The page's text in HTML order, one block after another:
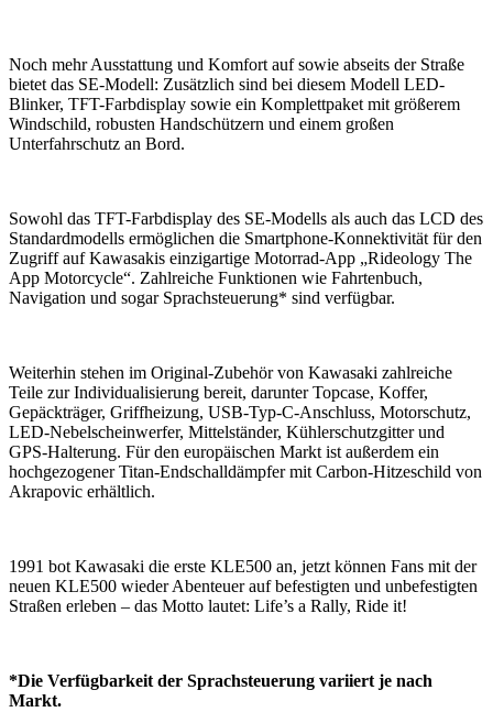
Noch mehr Ausstattung und Komfort auf sowie abseits der Straße
bietet das SE-Modell: Zusätzlich sind bei diesem Modell LED-
Blinker, TFT-Farbdisplay sowie ein Komplettpaket mit größerem
Windschild, robusten Handschützern und einem großen
Unterfahrschutz an Bord.
Sowohl das TFT-Farbdisplay des SE-Modells als auch das LCD des
Standardmodells ermöglichen die Smartphone-Konnektivität für den
Zugriff auf Kawasakis einzigartige Motorrad-App „Rideology The
App Motorcycle“. Zahlreiche Funktionen wie Fahrtenbuch,
Navigation und sogar Sprachsteuerung* sind verfügbar.
Weiterhin stehen im Original-Zubehör von Kawasaki zahlreiche
Teile zur Individualisierung bereit, darunter Topcase, Koffer,
Gepäckträger, Griffheizung, USB-Typ-C-Anschluss, Motorschutz,
LED-Nebelscheinwerfer, Mittelständer, Kühlerschutzgitter und
GPS-Halterung. Für den europäischen Markt ist außerdem ein
hochgezogener Titan-Endschalldämpfer mit Carbon-Hitzeschild von
Akrapovic erhältlich.
1991 bot Kawasaki die erste KLE500 an, jetzt können Fans mit der
neuen KLE500 wieder Abenteuer auf befestigten und unbefestigten
Straßen erleben – das Motto lautet: Life’s a Rally, Ride it!
*Die Verfügbarkeit der Sprachsteuerung variiert je nach
Markt.